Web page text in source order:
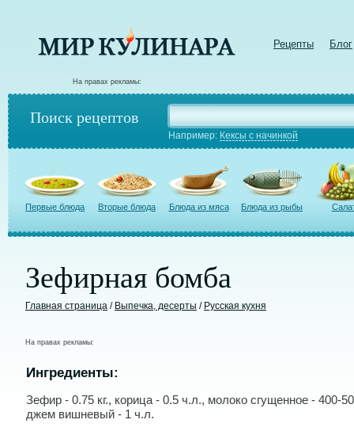
Рецепты Блог
На правах рекламы:
Поиск рецептов
Например: Кексы с начинкой
Первые блюда Вторые блюда Блюда из мяса Блюда из рыбы
Зефирная бомба
Главная страница / Выпечка, десерты / Русская кухня
На правах рекламы:
Ингредиенты:
Зефир - 0.75 кг., корица - 0.5 ч.л., молоко сгущенное - 400-
джем вишневый - 1 ч.л.